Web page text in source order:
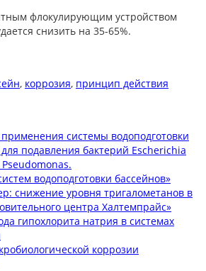
флокулирующим устройством
снизить на 35-65%.
, коррозия, принцип действия
системы водоподготовки
подавления бактерий Escherichia
водоподготовки бассейнов»
снижение уровня тригалометанов в
центра Халтемпрайс»
гипохлорита натрия в системах
коррозии